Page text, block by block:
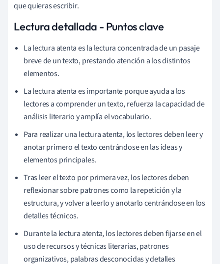
que quieras escribir.
Lectura detallada - Puntos clave
La lectura atenta es la lectura concentrada de un pasaje
breve de un texto, prestando atención a los distintos
elementos.
La lectura atenta es importante porque ayuda a los
lectores a comprender un texto, refuerza la capacidad de
análisis literario y amplía el vocabulario.
Para realizar una lectura atenta, los lectores deben leer y
anotar primero el texto centrándose en las ideas y
elementos principales.
Tras leer el texto por primera vez, los lectores deben
reflexionar sobre patrones como la repetición y la
estructura, y volver a leerlo y anotarlo centrándose en los
detalles técnicos.
Durante la lectura atenta, los lectores deben fijarse en el
uso de recursos y técnicas literarias, patrones
organizativos, palabras desconocidas y detalles